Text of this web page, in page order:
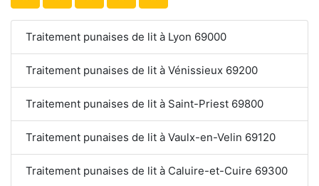
Traitement punaises de lit à Lyon 69000
Traitement punaises de lit à Vénissieux 69200
Traitement punaises de lit à Saint-Priest 69800
Traitement punaises de lit à Vaulx-en-Velin 69120
Traitement punaises de lit à Caluire-et-Cuire 69300